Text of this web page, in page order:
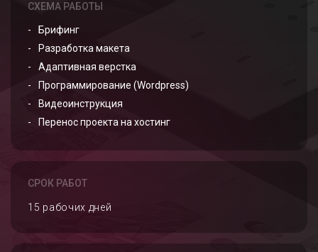
СХЕМА РАБОТЫ
Брифинг
Разработка макета
Адаптивная верстка
Программирование (Wordpress)
Видеоинструкция
Перенос проекта на хостинг
СРОК РАБОТ
15 рабочих дней